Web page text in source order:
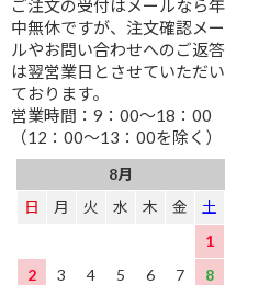
ご注文の受付はメールなら年
中無休ですが、注文確認メー
ルやお問い合わせへのご返答
は翌営業日とさせていただい
ております。
営業時間：9：00～18：00
（12：00～13：00を除く）
8月
日
月 火 水 木 金
土
1
2
3 4 5 6 7
8